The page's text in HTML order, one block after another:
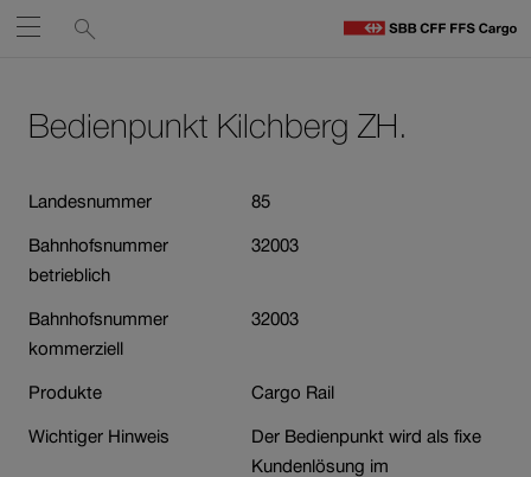
auf
Service-
Links
Öffnen
Bedienpunkt Kilchberg ZH.
Landesnummer 85
Bahnhofsnummer
betrieblich
32003
Bahnhofsnummer
kommerziell
32003
Produkte Cargo Rail
Wichtiger Hinweis
Der Bedienpunkt wird als fixe
Kundenlösung im